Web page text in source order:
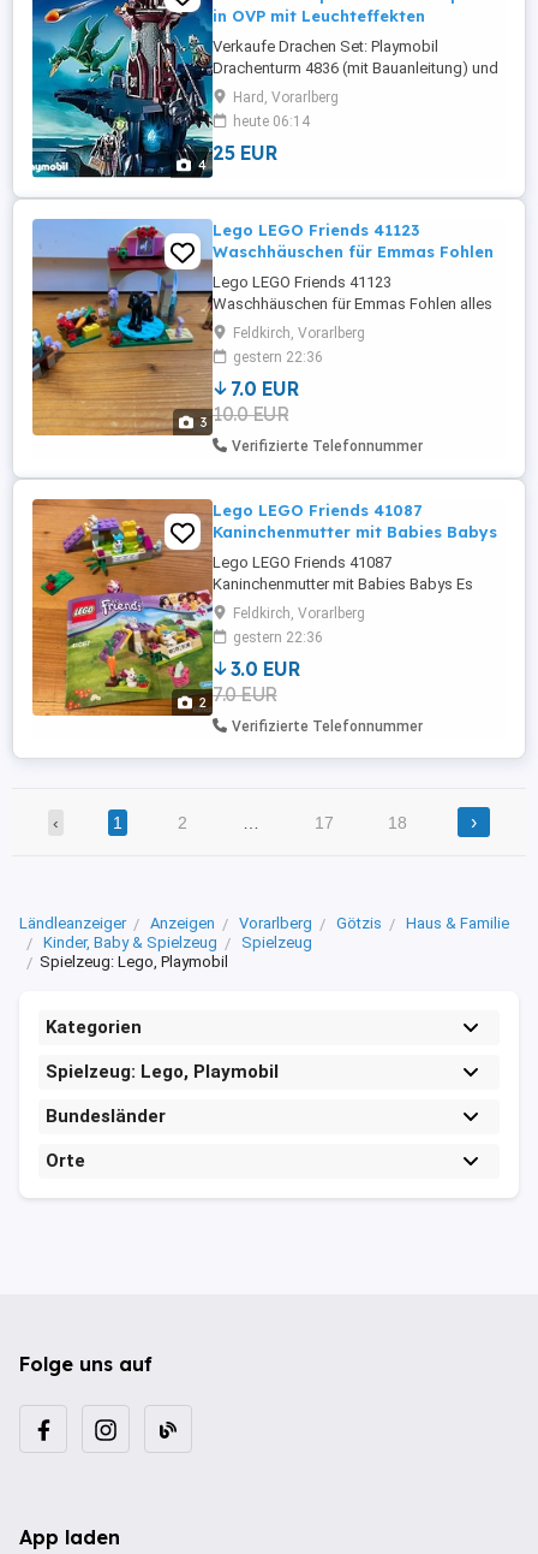
4
in OVP mit Leuchteffekten
Verkaufe Drachen Set: Playmobil
Drachenturm 4836 (mit Bauanleitung) und
Drachenkatapult 4840, beide Sets sind in
einem guten Zustand und vollständig in
ihren Originalkartons. Wie auf den Fotos
zu sehen, funktionieren sowohl das
Leuchteffekt beim Zubehör des Katapults
Hard, Vorarlberg
heute 06:14
25 EUR
3
Lego LEGO Friends 41123
Waschhäuschen für Emmas Fohlen
Lego LEGO Friends 41123
Waschhäuschen für Emmas Fohlen alles
vorhanden wie neu Pferde Waschstation
Fohlen PS: schau dir doch auch meine
anderen Legoanzeigen an. In den
nächsten Tagen wird noch vieles online
gehen (city...)
Feldkirch, Vorarlberg
gestern 22:36
7.0 EUR
10.0 EUR
Verifizierte Telefonnummer
2
Lego LEGO Friends 41087
Kaninchenmutter mit Babies Babys
Lego LEGO Friends 41087
Kaninchenmutter mit Babies Babys Es
fehlt 1 Karotte und Babyflasche der Rest
ist vorhanden. sonst wie neu PS: schau dir
doch auch meine anderen Legoanzeigen
an. In den nächsten Tagen wird noch
vieles online gehen (city...)
Feldkirch, Vorarlberg
gestern 22:36
3.0 EUR
7.0 EUR
Verifizierte Telefonnummer
‹ 1 2 17 18 ›
Ländleanzeiger Anzeigen Vorarlberg Götzis
Haus & Familie
Kinder, Baby & Spielzeug
Spielzeug
Spielzeug: Lego, Playmobil
Kategorien
Spielzeug: Lego, Playmobil
Bundesländer
Orte
Folge uns auf
App laden